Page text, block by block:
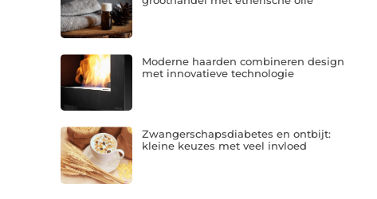
Moderne haarden combineren design
met innovatieve technologie
Zwangerschapsdiabetes en ontbijt:
kleine keuzes met veel invloed